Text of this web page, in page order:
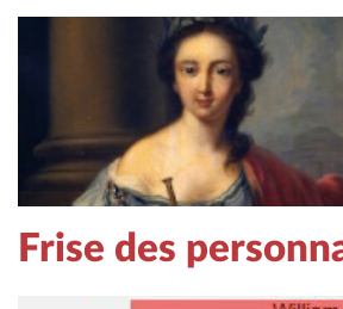
Frise des